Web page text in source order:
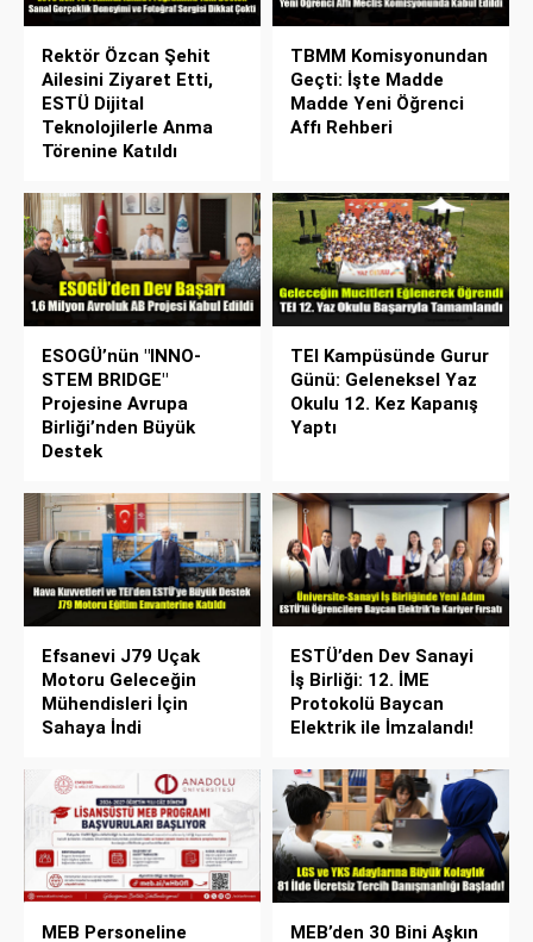
Rektör Özcan Şehit
Ailesini Ziyaret Etti,
ESTÜ Dijital
Teknolojilerle Anma
Törenine Katıldı
TBMM Komisyonundan
Geçti: İşte Madde
Madde Yeni Öğrenci
Affı Rehberi
ESOGÜ’nün "INNO-
STEM BRIDGE"
Projesine Avrupa
Birliği’nden Büyük
Destek
TEI Kampüsünde Gurur
Günü: Geleneksel Yaz
Okulu 12. Kez Kapanış
Yaptı
Efsanevi J79 Uçak
Motoru Geleceğin
Mühendisleri İçin
Sahaya İndi
ESTÜ’den Dev Sanayi
İş Birliği: 12. İME
Protokolü Baycan
Elektrik ile İmzalandı!
MEB Personeline
MEB’den 30 Bini Aşkın